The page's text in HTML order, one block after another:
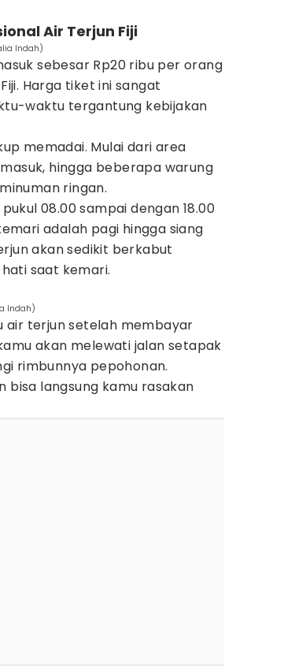
Air Terjun Fiji
Indah)
sebesar Rp20 ribu per orang
Harga tiket ini sangat
waktu tergantung kebijakan
memadai. Mulai dari area
hingga beberapa warung
ringan.
08.00 sampai dengan 18.00
adalah pagi hingga siang
akan sedikit berkabut
saat kemari.
Indah)
air terjun setelah membayar
akan melewati jalan setapak
rimbunnya pepohonan.
bisa langsung kamu rasakan